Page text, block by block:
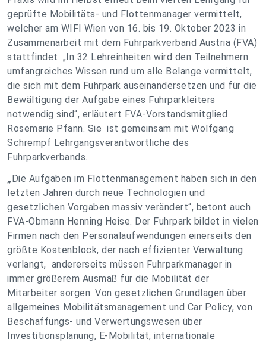
geprüfte Mobilitäts- und Flottenmanager vermittelt,
welcher am WIFI Wien von 16. bis 19. Oktober 2023 in
Zusammenarbeit mit dem Fuhrparkverband Austria (FVA)
stattfindet. „In 32 Lehreinheiten wird den Teilnehmern
umfangreiches Wissen rund um alle Belange vermittelt,
die sich mit dem Fuhrpark auseinandersetzen und für die
Bewältigung der Aufgabe eines Fuhrparkleiters
notwendig sind“, erläutert FVA-Vorstandsmitglied
Rosemarie Pfann. Sie ist gemeinsam mit Wolfgang
Schrempf Lehrgangsverantwortliche des
Fuhrparkverbands.
„Die Aufgaben im Flottenmanagement haben sich in den
letzten Jahren durch neue Technologien und
gesetzlichen Vorgaben massiv verändert“, betont auch
FVA-Obmann Henning Heise. Der Fuhrpark bildet in vielen
Firmen nach den Personalaufwendungen einerseits den
größte Kostenblock, der nach effizienter Verwaltung
verlangt, andererseits müssen Fuhrparkmanager in
immer größerem Ausmaß für die Mobilität der
Mitarbeiter sorgen. Von gesetzlichen Grundlagen über
allgemeines Mobilitätsmanagement und Car Policy, von
Beschaffungs- und Verwertungswesen über
Investitionsplanung, E-Mobilität, internationale